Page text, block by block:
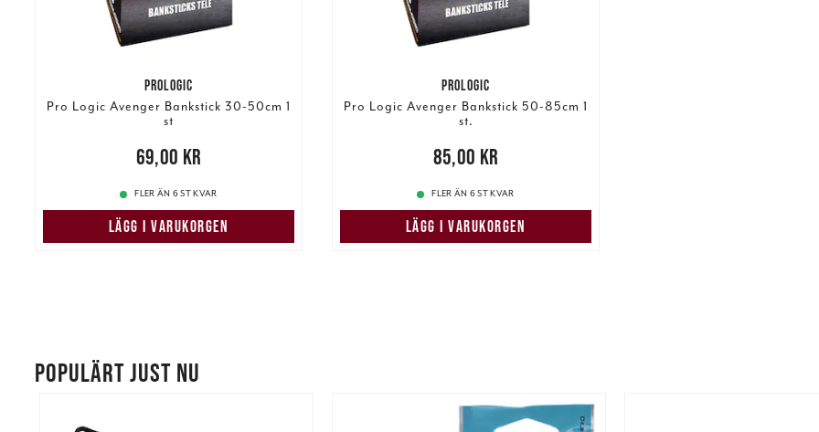
PROLOGIC
Pro Logic Avenger Bankstick 30-50cm 1
st
69,00 kr69,00 kr
FLER ÄN 6 ST KVAR
LÄGG I VARUKORGEN
PROLOGIC
Pro Logic Avenger Bankstick 50-85cm 1
st.
85,00 kr85,00 kr
FLER ÄN 6 ST KVAR
LÄGG I VARUKORGEN
POPULÄRT JUST NU